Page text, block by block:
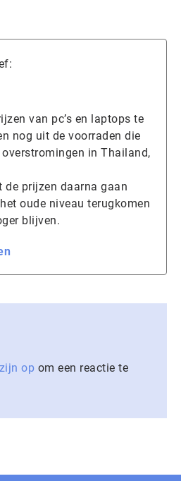
van pc’s en laptops te
nog uit de voorraden die
in Thailand,
de prijzen daarna gaan
oude niveau terugkomen
blijven.
op om een reactie te